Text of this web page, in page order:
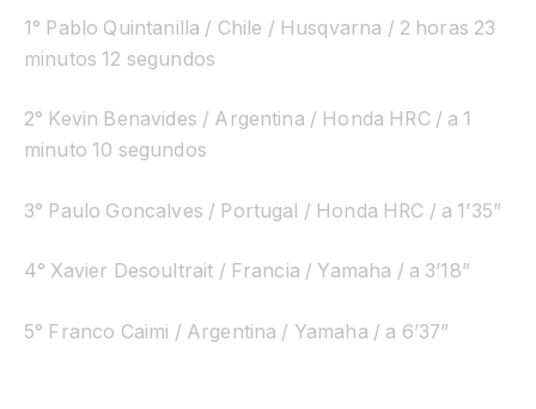
1° Pablo Quintanilla / Chile / Husqvarna / 2 horas 23
minutos 12 segundos
2° Kevin Benavides / Argentina / Honda HRC / a 1
minuto 10 segundos
3° Paulo Goncalves / Portugal / Honda HRC / a 1’35”
4° Xavier Desoultrait / Francia / Yamaha / a 3’18”
5° Franco Caimi / Argentina / Yamaha / a 6’37”